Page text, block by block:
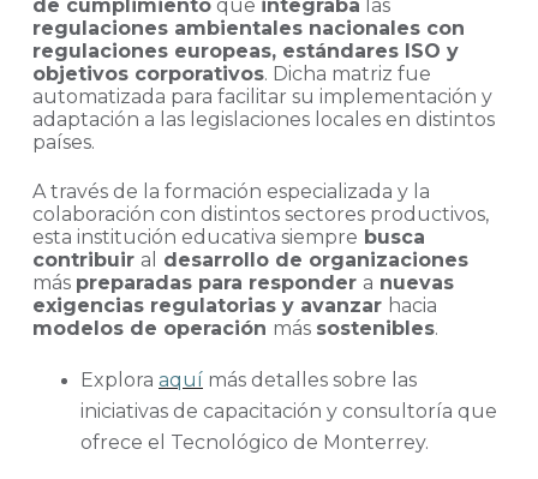
de cumplimiento que integraba las
regulaciones ambientales nacionales con
regulaciones europeas, estándares ISO y
objetivos corporativos. Dicha matriz fue
automatizada para facilitar su implementación y
adaptación a las legislaciones locales en distintos
países.
A través de la formación especializada y la
colaboración con distintos sectores productivos,
esta institución educativa siempre busca
contribuir al
desarrollo de organizaciones
más preparadas para responder a nuevas
exigencias regulatorias y avanzar hacia
modelos de operación más sostenibles.
Explora aquí más detalles sobre las
iniciativas de capacitación y consultoría que
ofrece el Tecnológico de Monterrey.